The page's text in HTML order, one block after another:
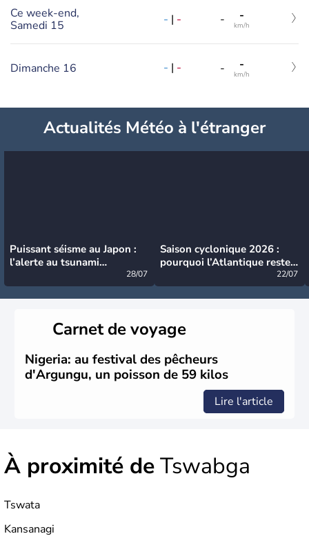
Ce week-end,
Samedi 15
- | - - -
km/h
Dimanche 16 - | - - -
km/h
Actualités Météo à l'étranger
Puissant séisme au Japon :
l’alerte au tsunami
28/07
Saison cyclonique 2026 :
pourquoi l’Atlantique reste
22/07
Carnet de voyage
Nigeria: au festival des pêcheurs
d'Argungu, un poisson de 59 kilos
Lire l'article
À proximité deTswabga
Tswata
Kansanagi